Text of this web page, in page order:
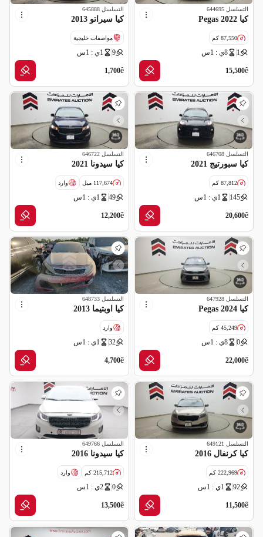
التسلسل 644695
كيا Pegas 2022
87,550 كم
1 8ي : 1س
ê
15,500
التسلسل 645888
كيا سيراتو 2013
مواصفات خليجية
9 1ي : 1س
ê
1,700
التسلسل 646708
كيا سبورتيج 2021
87,812 كم
145 1ي : 1س
ê
20,600
التسلسل 646722
كيا سيدونا 2021
117,674 ميل وارد
49 1ي : 1س
ê
12,200
التسلسل 647928
كيا Pegas 2024
45,249 كم
0 8ي : 1س
ê
22,000
التسلسل 648733
كيا اوبتيما 2013
وارد
32 1ي : 1س
ê
4,700
التسلسل 649121
كيا كرنفال 2016
222,969 كم
92 1ي : 1س
ê
11,500
التسلسل 649766
كيا سيدونا 2016
215,712 كم وارد
0 2ي : 1س
ê
13,500